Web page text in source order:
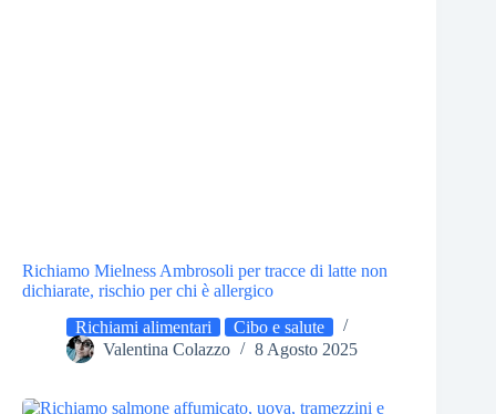
Richiamo Mielness Ambrosoli per tracce di latte non
dichiarate, rischio per chi è allergico
Richiami alimentari
Cibo e salute
Valentina Colazzo
8 Agosto 2025